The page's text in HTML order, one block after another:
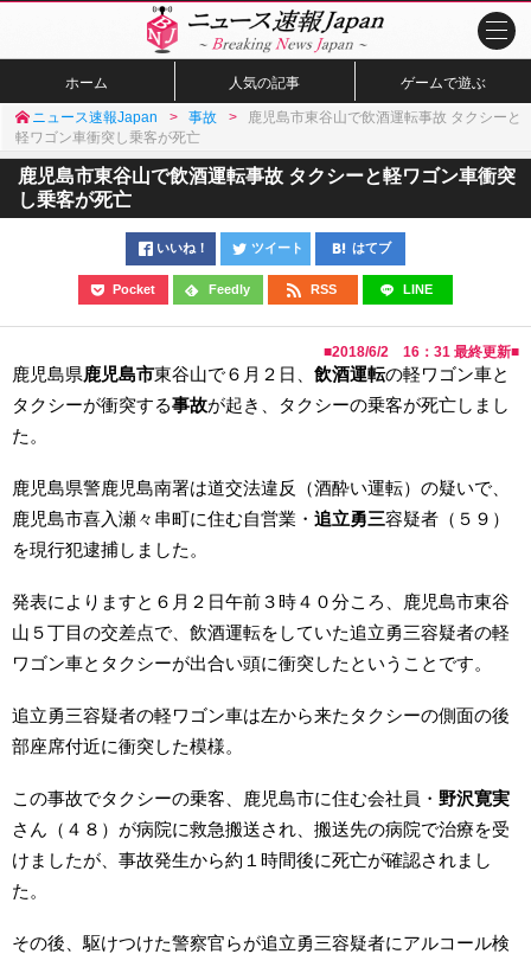
ホーム 人気の記事 ゲームで遊ぶ
ニュース速報Japan 事故
鹿児島市東谷山で飲酒運転事故 タクシーと
軽ワゴン車衝突し乗客が死亡
鹿児島市東谷山で飲酒運転事故 タクシーと軽ワゴン車衝突
し乗客が死亡
いいね！ ツイート はてブ
Pocket Feedly RSS LINE
■2018/6/2 16：31 最終更新■
鹿児島県鹿児島市東谷山で６月２日、 飲酒運転の軽ワゴン車と
タクシーが衝突する事故が起き、タクシーの乗客が死亡しまし
た。
鹿児島県警鹿児島南署は道交法違反（酒酔い運転）の疑いで、
鹿児島市喜入瀬々串町に住む自営業・ 追立勇三容疑者（５９）
を現行犯逮捕しました。
発表によりますと６月２日午前３時４０分ころ、鹿児島市東谷
山５丁目の交差点で、飲酒運転をしていた追立勇三容疑者の軽
ワゴン車とタクシーが出合い頭に衝突したということです。
追立勇三容疑者の軽ワゴン車は左から来たタクシーの側面の後
部座席付近に衝突した模様。
この事故でタクシーの乗客、鹿児島市に住む会社員・ 野沢寛実
さん（４８）が病院に救急搬送され、搬送先の病院で治療を受
けましたが、事故発生から約１時間後に死亡が確認されまし
た。
その後、駆けつけた警察官らが追立勇三容疑者にアルコール検